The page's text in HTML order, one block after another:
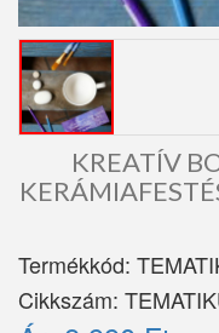
KREATÍV
Termékkód:
Cikkszám: